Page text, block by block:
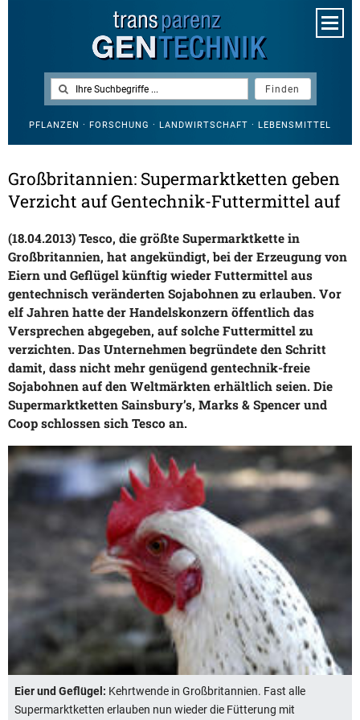
PFLANZEN · FORSCHUNG · LANDWIRTSCHAFT · LEBENSMITTEL
Großbritannien: Supermarktketten geben
Verzicht auf Gentechnik-Futtermittel auf
(18.04.2013) Tesco, die größte Supermarktkette in
Großbritannien, hat angekündigt, bei der Erzeugung von
Eiern und Geflügel künftig wieder Futtermittel aus
gentechnisch veränderten Sojabohnen zu erlauben. Vor
elf Jahren hatte der Handelskonzern öffentlich das
Versprechen abgegeben, auf solche Futtermittel zu
verzichten. Das Unternehmen begründete den Schritt
damit, dass nicht mehr genügend gentechnik-freie
Sojabohnen auf den Weltmärkten erhältlich seien. Die
Supermarktketten Sainsbury’s, Marks & Spencer und
Coop schlossen sich Tesco an.
Eier und Geflügel: Kehrtwende in Großbritannien. Fast alle
Supermarktketten erlauben nun wieder die Fütterung mit